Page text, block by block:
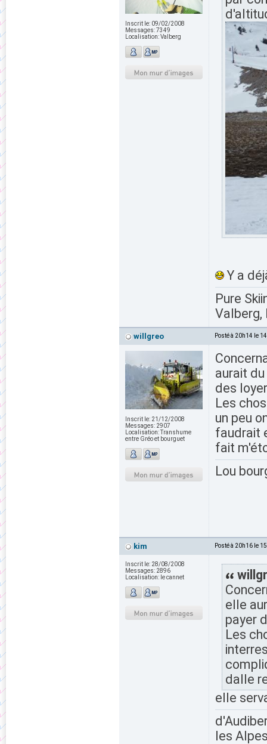
Inscrit le: 09/02/2008
Messages:7349
Localisation:Valberg
Y a
Pure
Valberg,
willgreo Posté à 20h14 le
Inscrit le: 21/12/2008
Messages: 2907
Localisation:Transhume
entre Gréo et bourguet
aurait
des
Les
un peu
faudrait
fait
Lou
kim Posté à 20h16 le
Inscrit le: 28/08/2008
Messages: 2896
Localisation: le cannet
elle
payer
Les
dalle
elle
les